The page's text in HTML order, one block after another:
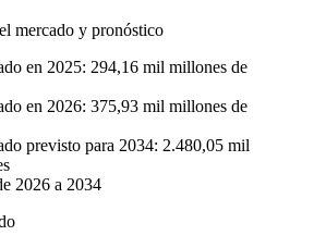
mercado y pronóstico
en 2025: 294,16 mil millones de
en 2026: 375,93 mil millones de
previsto para 2034: 2.480,05 mil
2026 a 2034